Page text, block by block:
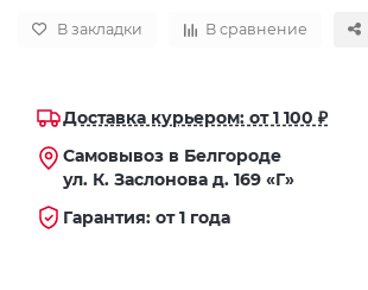
В закладки В сравнение
Доставка курьером: от 1 100 ₽
Самовывоз в Белгороде
ул. К. Заслонова д. 169 «Г»
Гарантия: от 1 года